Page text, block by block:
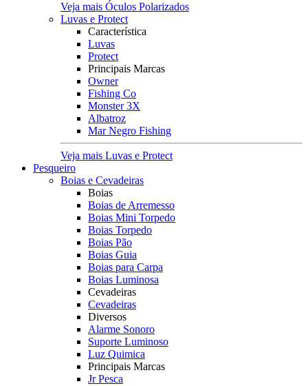
Veja mais Óculos Polarizados
Luvas e Protect
Característica
Luvas
Protect
Principais Marcas
Owner
Fishing Co
Monster 3X
Albatroz
Mar Negro Fishing
Veja mais Luvas e Protect
Pesqueiro
Boias e Cevadeiras
Boias
Boias de Arremesso
Boias Mini Torpedo
Boias Torpedo
Boias Pão
Boias Guia
Boias para Carpa
Boias Luminosa
Cevadeiras
Cevadeiras
Diversos
Alarme Sonoro
Suporte Luminoso
Luz Quimica
Principais Marcas
Jr Pesca